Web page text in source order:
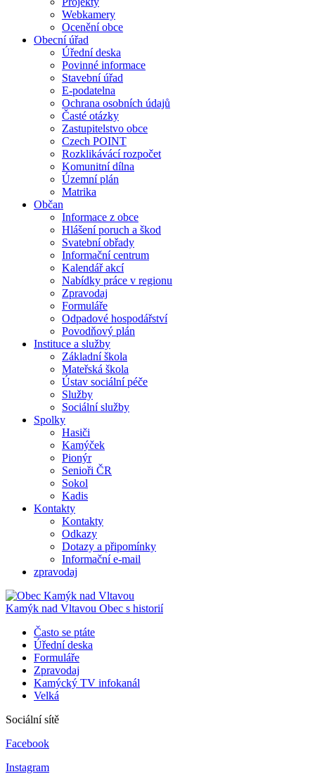
Webkamery
Ocenění obce
Obecní úřad
Úřední deska
Povinné informace
Stavební úřad
E-podatelna
Ochrana osobních údajů
Časté otázky
Zastupitelstvo obce
Czech POINT
Rozklikávácí rozpočet
Komunitní dílna
Územní plán
Matrika
Občan
Informace z obce
Hlášení poruch a škod
Svatební obřady
Informační centrum
Kalendář akcí
Nabídky práce v regionu
Zpravodaj
Formuláře
Odpadové hospodářství
Povodňový plán
Instituce a služby
Základní škola
Mateřská škola
Ústav sociální péče
Služby
Sociální služby
Spolky
Hasiči
Kamýček
Pionýr
Senioři ČR
Sokol
Kadis
Kontakty
Kontakty
Odkazy
Dotazy a připomínky
Informační e-mail
zpravodaj
Kamýk nad Vltavou Obec s historií
Často se ptáte
Úřední deska
Formuláře
Zpravodaj
Kamýcký TV infokanál
Velká
Sociální sítě
Facebook
Instagram